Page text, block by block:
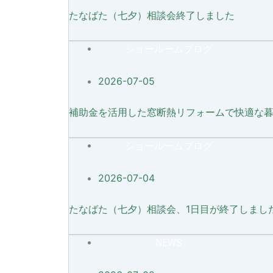
たなばた（七夕）相談会終了しました
2026-07-05
補助金を活用した窓断熱リフォームで快適な
2026-07-04
たなばた（七夕）相談会、1日目が終了しまし